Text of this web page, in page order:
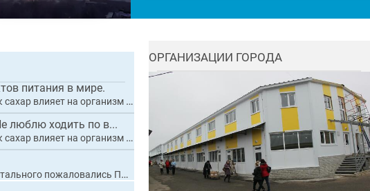
питания в мире.
на организм и приводит к диабету
люблю ходить по в...
на организм и приводит к диабету
Президенту на разбитые дороги
ОРГАНИЗАЦИИ ГОРОДА